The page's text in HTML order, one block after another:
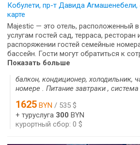
Кобулети, пр-т Давида Агмашенебели,
карте
Majestic — это отель, расположенный
услугам гостей сад, терраса, ресторан
распоряжении гостей семейные
бассейн. Гости могут обратиться к
Показать больше
балкон, кондиционер, холодильник,
номере . Питание завтраки ,
1625 BYN / 535 $
+ туруслуга 300 BYN
курортный сбор: 0 $